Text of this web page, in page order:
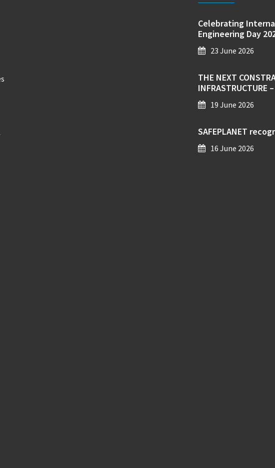
Celebrating
Engineering Day
23 June 2026
THE NEXT
INFRASTRUCTURE
19 June 2026
SAFEPLANET
16 June 2026